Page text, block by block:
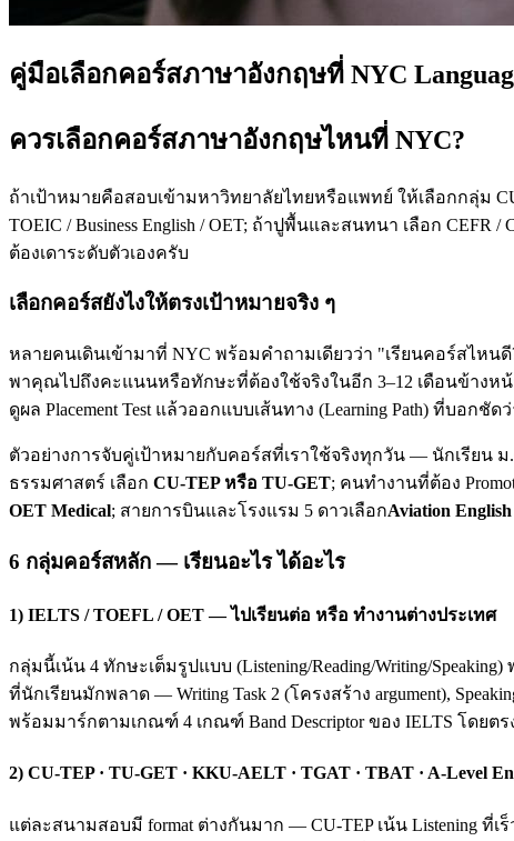
คู่มือเลือกคอร์สภาษาอังกฤษที่ NYC
ควรเลือกคอร์สภาษาอังกฤษไหนที่ NYC?
ถ้าเป้าหมายคือสอบเข้ามหาวิทยาลัยไทยหรือแพทย์ ให้เลือกกลุ่ม
TOEIC / Business English / OET; ถ้าปูพื้นและสนทนา เลือก
ต้องเดาระดับตัวเองครับ
เลือกคอร์สยังไงให้ตรงเป้าหมายจริง ๆ
หลายคนเดินเข้ามาที่ NYC พร้อมคำถามเดียวว่า "เรียนคอร์สไหน
พาคุณไปถึงคะแนนหรือทักษะที่ต้องใช้จริงในอีก 3–12 เดือนข้างห
ดูผล Placement Test แล้วออกแบบเส้นทาง (Learning Path) ที่บอ
ตัวอย่างการจับคู่เป้าหมายกับคอร์สที่เราใช้จริงทุกวัน — นักเรียน
ธรรมศาสตร์ เลือก CU-TEP หรือ TU-GET; คนทำงานที่ต้อง
OET Medical; สายการบินและโรงแรม 5 ดาวเลือกAviation
6 กลุ่มคอร์สหลัก — เรียนอะไร ได้อะไร
1) IELTS / TOEFL / OET — ไปเรียนต่อ หรือ ทำงานต่างประเทศ
กลุ่มนี้เน้น 4 ทักษะเต็มรูปแบบ (Listening/Reading/Writing/
ที่นักเรียนมักพลาด — Writing Task 2 (โครงสร้าง argument),
พร้อมมาร์กตามเกณฑ์ 4 เกณฑ์ Band Descriptor ของ IELTS โดยตร
2) CU-TEP · TU-GET · KKU-AELT · TGAT · TBAT · A-Level
แต่ละสนามสอบมี format ต่างกันมาก — CU-TEP เน้น Listening ที่เร็